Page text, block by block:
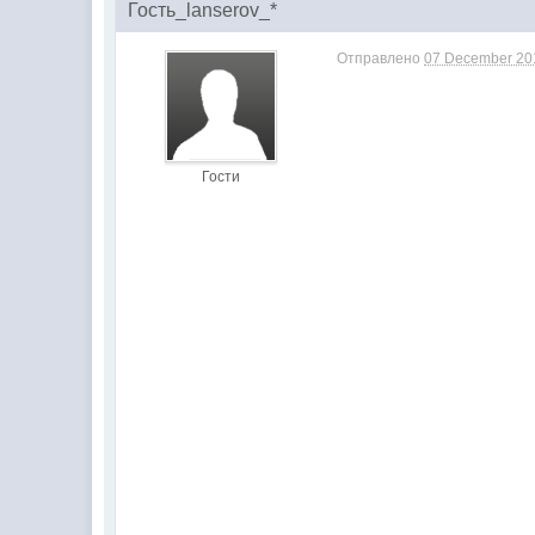
Гость_lanserov_*
Гости
Отправлено07 December